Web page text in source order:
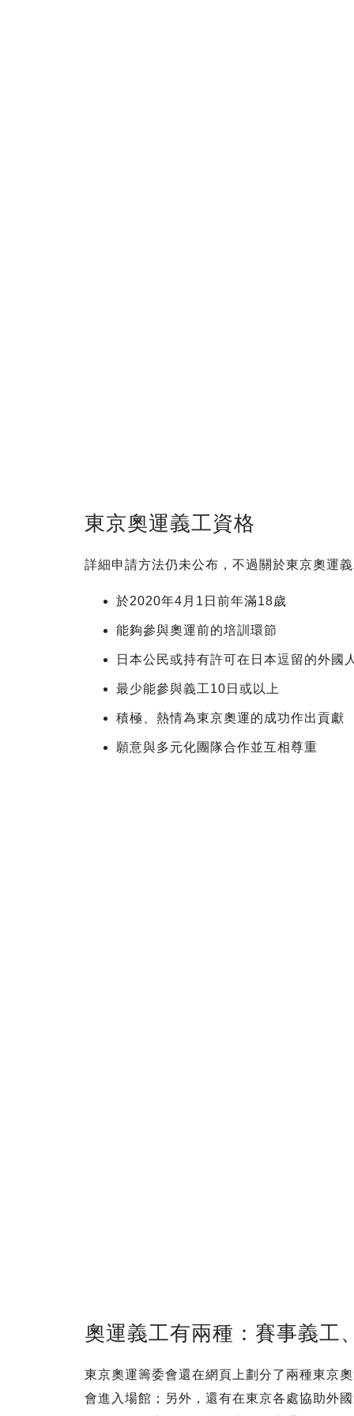
東京奧運義工資格
詳細申請方法仍未公布，不過關於東京奧運
於2020年4月1日前年滿18歲
能夠參與奧運前的培訓環節
日本公民或持有許可在日本逗留的外國
最少能參與義工10日或以上
積極、熱情為東京奧運的成功作出貢獻
願意與多元化團隊合作並互相尊重
奧運義工有兩種：賽事義工
東京奧運籌委會還在網頁上劃分了兩種東京
會進入場館；另外，還有在東京各處協助外